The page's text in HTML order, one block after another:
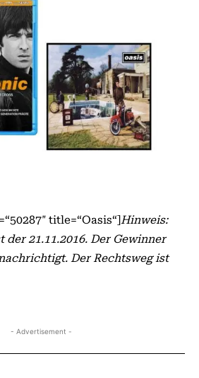
title=“Oasis“]Hinweis:
der 21.11.2016. Der Gewinner
Der Rechtsweg ist
- Advertisement -